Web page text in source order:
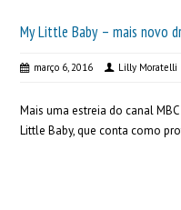
My Little Baby – mais novo
março 6, 2016 Lilly Moratelli
Mais uma estreia do canal
Little Baby, que conta como